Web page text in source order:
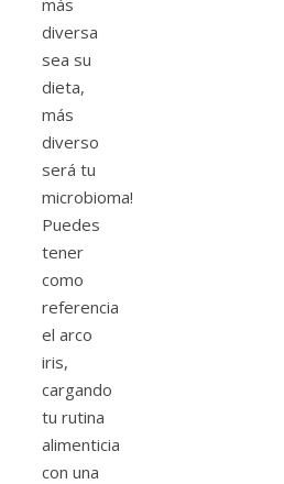
diversa
sea su
dieta,
más
diverso
será tu
microbioma!
Puedes
tener
como
referencia
el arco
iris,
cargando
tu rutina
alimenticia
con una